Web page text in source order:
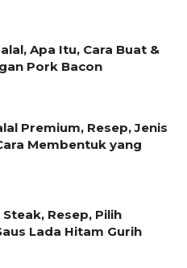
Apa Itu, Cara Buat &
Pork Bacon
Premium, Resep, Jenis
Membentuk yang
Resep, Pilih
Lada Hitam Gurih